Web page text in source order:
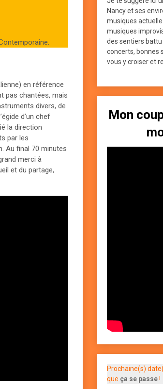
en référence
pas chantées, mais
divers, de
d’un chef
la direction
par les
Au final 70 minutes
merci à
et du partage,
Nancy et ses
musiques
musiques
des sentiers
concerts, bonnes
vous y croiser et
Mon
Prochaine(s)
que ça se passe!